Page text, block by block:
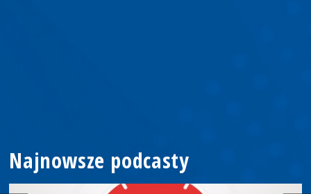
Najnowsze podcasty